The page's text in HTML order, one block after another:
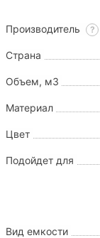
Производитель ?
Страна
Объем, м3
Материал
Цвет
Подойдет для
Вид емкости